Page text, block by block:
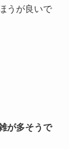
うが良いで
が多そうで